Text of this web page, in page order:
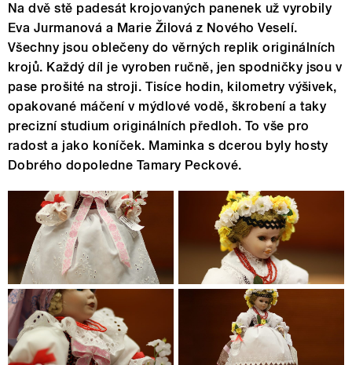
Na dvě stě padesát krojovaných panenek už vyrobily
Eva Jurmanová a Marie Žilová z Nového Veselí.
Všechny jsou oblečeny do věrných replik originálních
krojů. Každý díl je vyroben ručně, jen spodničky jsou v
pase prošité na stroji. Tisíce hodin, kilometry výšivek,
opakované máčení v mýdlové vodě, škrobení a taky
precizní studium originálních předloh. To vše pro
radost a jako koníček. Maminka s dcerou byly hosty
Dobrého dopoledne Tamary Peckové.